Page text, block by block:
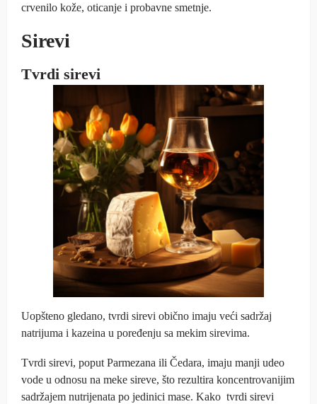
crvenilo kože, oticanje i probavne smetnje.
Sirevi
Tvrdi sirevi
Uopšteno gledano, tvrdi sirevi obično imaju veći sadržaj
natrijuma i kazeina u poređenju sa mekim sirevima.
Tvrdi sirevi, poput Parmezana ili Čedara, imaju manji udeo
vode u odnosu na meke sireve, što rezultira koncentrovanijim
sadržajem nutrijenata po jedinici mase. Kako tvrdi sirevi